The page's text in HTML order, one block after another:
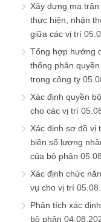
Xây dựng ma
thực hiện, nhận
giữa các vị trí
Tổng hợp hướng
thống phân
trong công ty
Xác định quyền
cho các vị trí
Xác định sơ đồ vị
biên số lượng
của bộ phận
Xác định chức
vụ cho vị trí
Phân tích xác
bộ phận